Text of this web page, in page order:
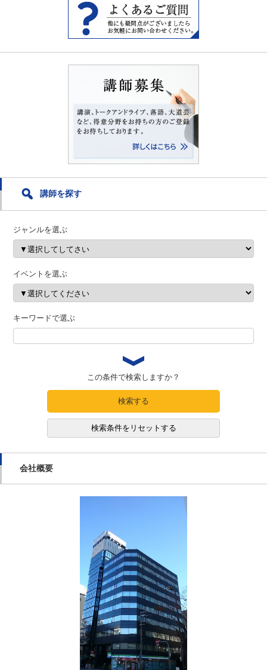
講師を探す
ジャンルを選ぶ
イベントを選ぶ
キーワードで選ぶ
この条件で検索しますか？
検索する
検索条件をリセットする
会社概要